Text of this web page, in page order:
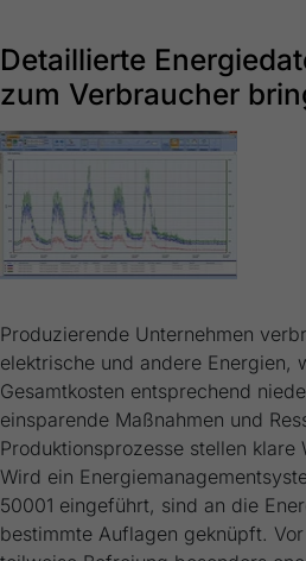
Detaillierte
zum Verbraucher
Produzierende Unternehmen
elektrische und andere Energien,
Gesamtkosten entsprechend
einsparende Maßnahmen und
Produktionsprozesse stellen klare
Wird ein
50001 eingeführt, sind an die
bestimmte Auflagen geknüpft.